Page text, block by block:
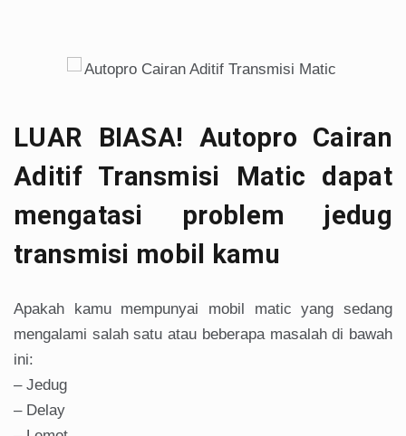
LUAR BIASA! Autopro Cairan
Aditif Transmisi Matic dapat
mengatasi problem jedug
transmisi mobil kamu
Apakah kamu mempunyai mobil matic yang sedang
mengalami salah satu atau beberapa masalah di bawah
ini:
– Jedug
– Delay